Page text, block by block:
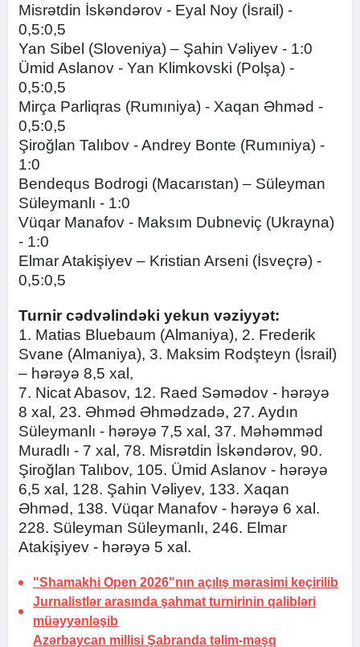
Misrətdin İskəndərov - Eyal Noy (İsrail) -
0,5:0,5
Yan Sibel (Sloveniya) – Şahin Vəliyev - 1:0
Ümid Aslanov - Yan Klimkovski (Polşa) -
0,5:0,5
Mirça Parliqras (Rumıniya) - Xaqan Əhməd -
0,5:0,5
Şiroğlan Talıbov - Andrey Bonte (Rumıniya) -
1:0
Bendequs Bodrogi (Macarıstan) – Süleyman
Süleymanlı - 1:0
Vüqar Manafov - Maksım Dubneviç (Ukrayna)
- 1:0
Elmar Atakişiyev – Kristian Arseni (İsveçrə) -
0,5:0,5
Turnir cədvəlindəki yekun vəziyyət:
1. Matias Bluebaum (Almaniya), 2. Frederik
Svane (Almaniya), 3. Maksim Rodşteyn (İsrail)
– hərəyə 8,5 xal,
7. Nicat Abasov, 12. Raed Səmədov - hərəyə
8 xal, 23. Əhməd Əhmədzadə, 27. Aydın
Süleymanlı - hərəyə 7,5 xal, 37. Məhəmməd
Muradlı - 7 xal, 78. Misrətdin İskəndərov, 90.
Şiroğlan Talıbov, 105. Ümid Aslanov - hərəyə
6,5 xal, 128. Şahin Vəliyev, 133. Xaqan
Əhməd, 138. Vüqar Manafov - hərəyə 6 xal.
228. Süleyman Süleymanlı, 246. Elmar
Atakişiyev - hərəyə 5 xal.
"Shamakhi Open 2026"nın açılış mərasimi keçirilib
Jurnalistlər arasında şahmat turnirinin qalibləri
müəyyənləşib
Azərbaycan millisi Şabranda təlim-məşq